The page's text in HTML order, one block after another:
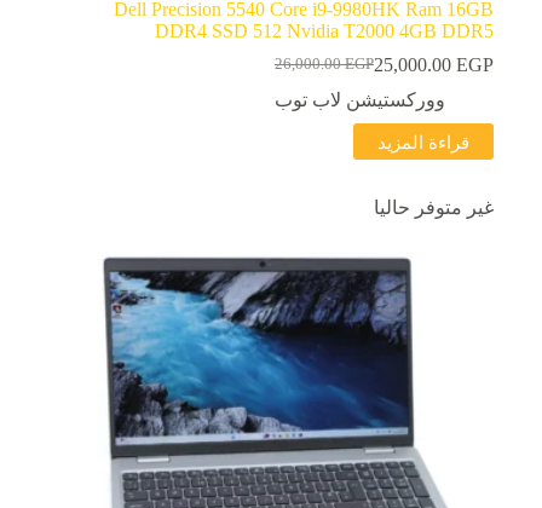
Dell Precision 5540 Core i9-9980HK Ram 16GB
DDR4 SSD 512 Nvidia T2000 4GB DDR5
26,000.00EGP
السعر
الأصلي
هو:
26,000.00 EGP.
25,000.00 EGP
السعر
الحالي
هو:
25,000.00 EGP.
ووركستيشن لاب توب
قراءة المزيد
غير متوفر حاليا